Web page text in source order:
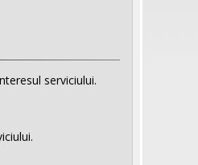
serviciului.